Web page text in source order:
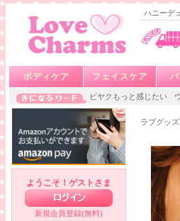
ハニーデ
ボディケア フェイスケア
ビヤクもっと感じたい
ようこそ！ゲストさま
新規会員登録(無料)
ラブグッ